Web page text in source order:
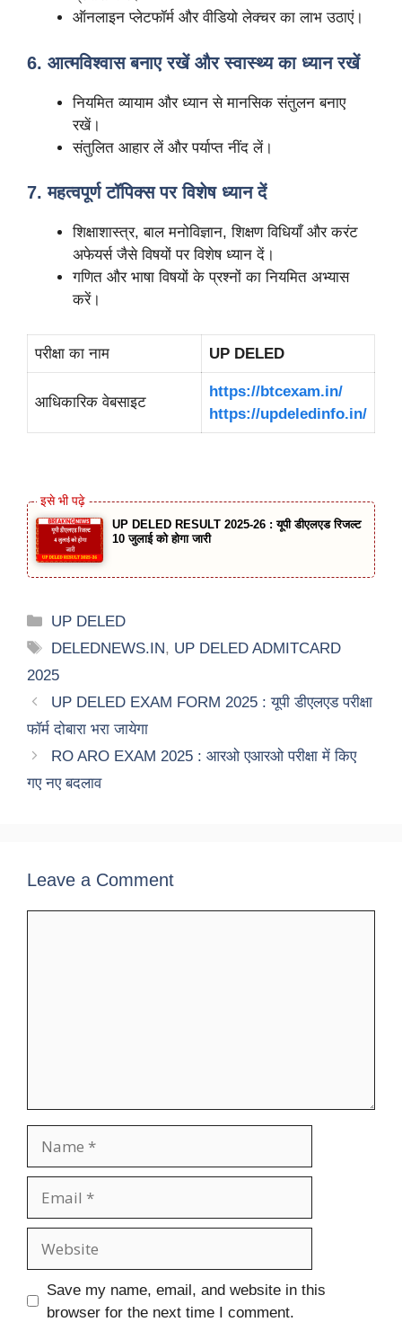
ऑनलाइन प्लेटफॉर्म और वीडियो लेक्चर का लाभ उठाएं।
6. आत्मविश्वास बनाए रखें और स्वास्थ्य का ध्यान रखें
नियमित व्यायाम और ध्यान से मानसिक संतुलन बनाए
रखें।
संतुलित आहार लें और पर्याप्त नींद लें।
7. महत्वपूर्ण टॉपिक्स पर विशेष ध्यान दें
शिक्षाशास्त्र, बाल मनोविज्ञान, शिक्षण विधियाँ और करंट
अफेयर्स जैसे विषयों पर विशेष ध्यान दें।
गणित और भाषा विषयों के प्रश्नों का नियमित अभ्यास
करें।
परीक्षा का नाम UP DELED
आधिकारिक वेबसाइट
https://btcexam.in/
https://updeledinfo.in/
UP DELED RESULT 2025-26 : यूपी डीएलएड रिजल्ट
10 जुलाई को होगा जारी
Categories
UP DELED
Tags
DELEDNEWS.IN, UP DELED ADMITCARD
2025
UP DELED EXAM FORM 2025 : यूपी डीएलएड परीक्षा
फॉर्म दोबारा भरा जायेगा
RO ARO EXAM 2025 : आरओ एआरओ परीक्षा में किए
गए नए बदलाव
Leave a Comment
Save my name, email, and website in this
browser for the next time I comment.